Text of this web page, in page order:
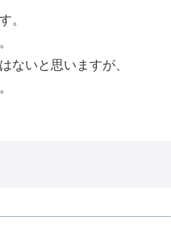
。
ないと思いますが、